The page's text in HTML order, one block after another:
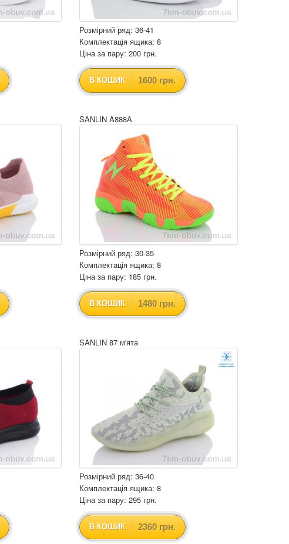
Розмірний ряд: 36-41
Комплектація ящика: 8
Ціна за пару: 200 грн.
В КОШИК 1600 грн.
SANLIN A888A
Розмірний ряд: 30-35
Комплектація ящика: 8
Ціна за пару: 185 грн.
В КОШИК 1480 грн.
SANLIN 87 м'ята
Розмірний ряд: 36-40
Комплектація ящика: 8
Ціна за пару: 295 грн.
В КОШИК 2360 грн.